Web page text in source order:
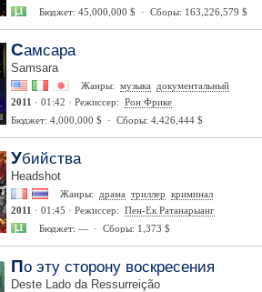
Бюджет: 45,000,000 $ · Сборы: 163,226,579 $
Самсара
Samsara
Жанры: музыка
документальный
2011 · 01:42 · Режиссер: Рон Фрике
Бюджет: 4,000,000 $ · Сборы: 4,426,444 $
Убийства
Headshot
Жанры: драма триллер криминал
2011 · 01:45 · Режиссер: Пен-Ек Ратанарыанг
Бюджет: — · Сборы: 1,373 $
По эту сторону воскресения
Deste Lado da Ressurreição